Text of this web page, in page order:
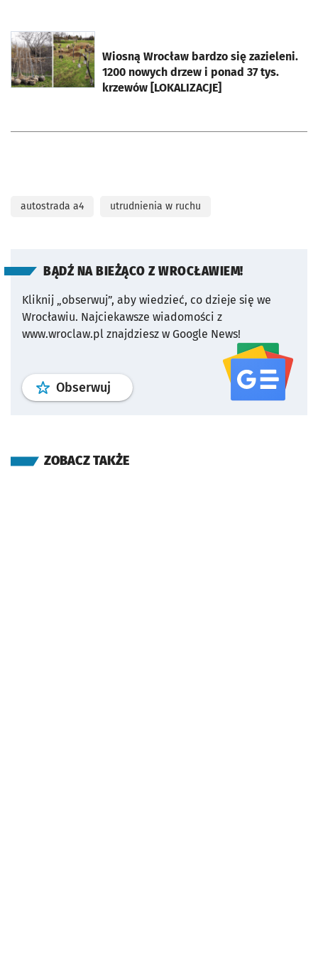
Wiosną Wrocław bardzo się zazieleni.
1200 nowych drzew i ponad 37 tys.
krzewów [LOKALIZACJE]
otworzy się w nowej karcie
autostrada a4 utrudnienia w ruchu
BĄDŹ NA BIEŻĄCO Z WROCŁAWIEM!
Kliknij „obserwuj”, aby wiedzieć, co dzieje się we
Wrocławiu. Najciekawsze wiadomości z
www.wroclaw.pl znajdziesz w Google News!
Obserwuj profil serwisu
ZOBACZ TAKŻE